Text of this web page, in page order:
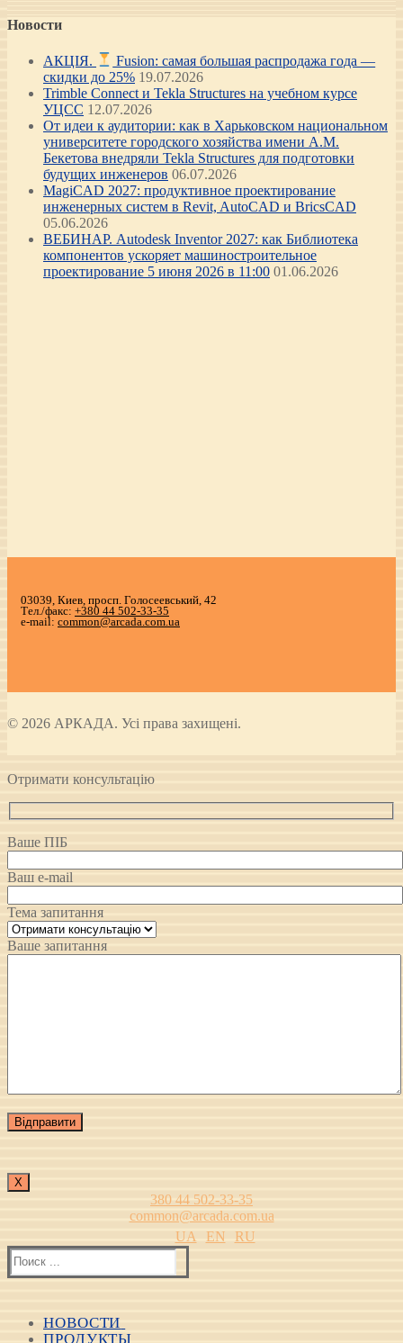
Новости
АКЦІЯ.
Fusion: самая большая распродажа года —
скидки до 25% 19.07.2026
Trimble Connect и Tekla Structures на учебном курсе
УЦСС 12.07.2026
От идеи к аудитории: как в Харьковском национальном
университете городского хозяйства имени А.М.
Бекетова внедряли Tekla Structures для подготовки
будущих инженеров 06.07.2026
MagiCAD 2027: продуктивное проектирование
инженерных систем в Revit, AutoCAD и BricsCAD
05.06.2026
ВЕБИНАР. Autodesk Inventor 2027: как Библиотека
компонентов ускоряет машиностроительное
проектирование 5 июня 2026 в 11:00 01.06.2026
03039, Киев, просп. Голосеевський, 42
Тел./факс: +380 44 502-33-35
e-mail: common@arcada.com.ua
© 2026 АРКАДА. Усі права захищені.
Отримати консультацію
Ваше ПІБ
Ваш e-mail
Тема запитання
Ваше запитання
Х
380 44 502-33-35
common@arcada.com.ua
UA
EN
RU
Найти:
НОВОСТИ
Все новости
ПРОДУКТЫ